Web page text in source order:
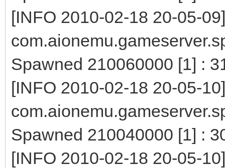
[INFO 2010-02-18 20-05-09]
Spawned 210060000 [1] :
[INFO 2010-02-18 20-05-10]
Spawned 210040000 [1] :
[INFO 2010-02-18 20-05-10]